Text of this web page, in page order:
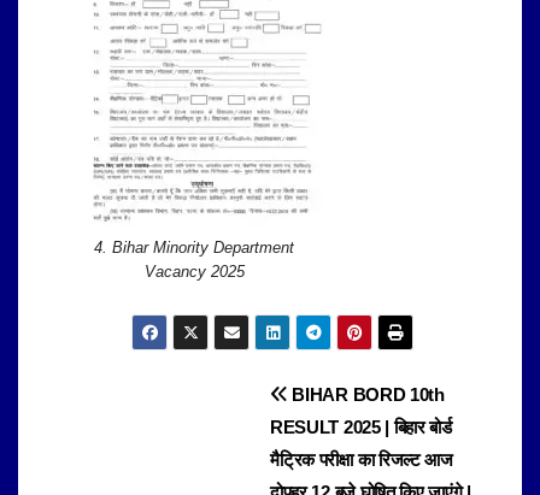
4. Bihar Minority Department
Vacancy 2025
BIHAR BORD 10th
RESULT 2025 | बिहार बोर्ड
मैट्रिक परीक्षा का रिजल्ट आज